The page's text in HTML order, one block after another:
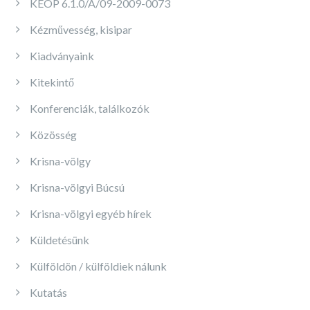
KEOP 6.1.0/A/09-2009-0073
Kézművesség, kisipar
Kiadványaink
Kitekintő
Konferenciák, találkozók
Közösség
Krisna-völgy
Krisna-völgyi Búcsú
Krisna-völgyi egyéb hírek
Küldetésünk
Külföldön / külföldiek nálunk
Kutatás